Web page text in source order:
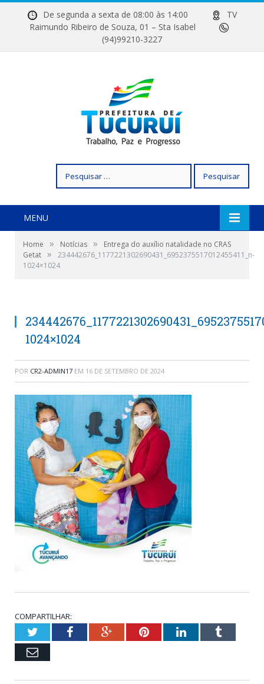
De segunda a sexta de 08:00 às 14:00
TV
Raimundo Ribeiro de Souza, 01 – Sta Isabel
(94)99210-3227
por:
MENU
Home » Notícias »
Entrega do auxílio natalidade no CRAS
Getat »
234442676_1177221302690431_6952375517012455411_n-
1024×1024
1024×1024
POR CR2-ADMIN17 EM 16 DE SETEMBRO DE 2024
COMPARTILHAR:
TwitterFacebookGoogle+PinterestLinkedInTumblr
Email